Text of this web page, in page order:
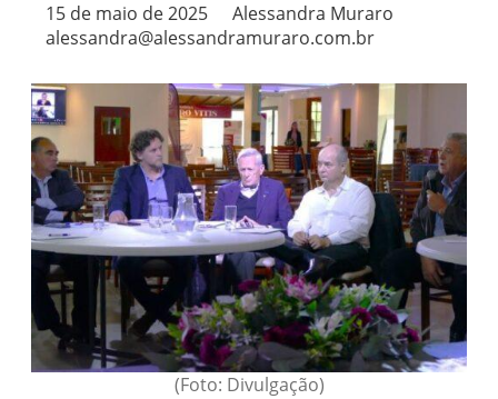
15 de maio de 2025
Alessandra Muraro
alessandra@alessandramuraro.com.br
(Foto: Divulgação)